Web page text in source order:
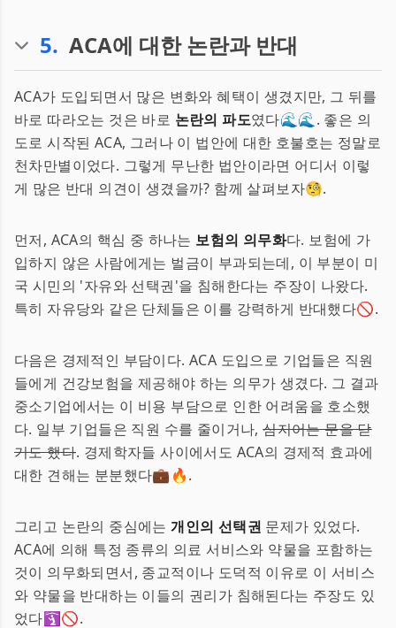
5. ACA에 대한 논란과 반대
ACA가 도입되면서 많은 변화와 혜택이 생겼지만, 그 뒤를
바로 따라오는 것은 바로 논란의 파도였다🌊🌊. 좋은 의
도로 시작된 ACA, 그러나 이 법안에 대한 호불호는 정말로
천차만별이었다. 그렇게 무난한 법안이라면 어디서 이렇
게 많은 반대 의견이 생겼을까? 함께 살펴보자🧐.
먼저, ACA의 핵심 중 하나는 보험의 의무화다. 보험에 가
입하지 않은 사람에게는 벌금이 부과되는데, 이 부분이 미
국 시민의 '자유와 선택권'을 침해한다는 주장이 나왔다.
특히 자유당와 같은 단체들은 이를 강력하게 반대했다🚫.
다음은 경제적인 부담이다. ACA 도입으로 기업들은 직원
들에게 건강보험을 제공해야 하는 의무가 생겼다. 그 결과
중소기업에서는 이 비용 부담으로 인한 어려움을 호소했
다. 일부 기업들은 직원 수를 줄이거나,심지어는 문을 닫
기도 했다. 경제학자들 사이에서도 ACA의 경제적 효과에
대한 견해는 분분했다💼🔥.
그리고 논란의 중심에는개인의 선택권 문제가 있었다.
ACA에 의해 특정 종류의 의료 서비스와 약물을 포함하는
것이 의무화되면서, 종교적이나 도덕적 이유로 이 서비스
와 약물을 반대하는 이들의 권리가 침해된다는 주장도 있
었다🛐🚫.